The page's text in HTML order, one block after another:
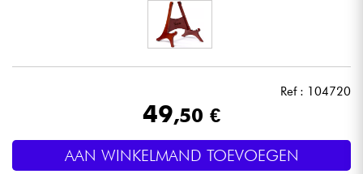
Drums & percussie
Ref : 104720
49,50 €
AAN WINKELMAND TOEVOEGEN